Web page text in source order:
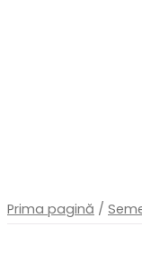
Prima pagină /